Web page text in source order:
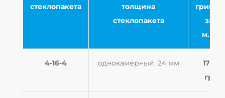
стеклопакета
толщина
стеклопакета
за 1
м.кв.
4-16-4 однокамерный, 24 мм
1720
грн